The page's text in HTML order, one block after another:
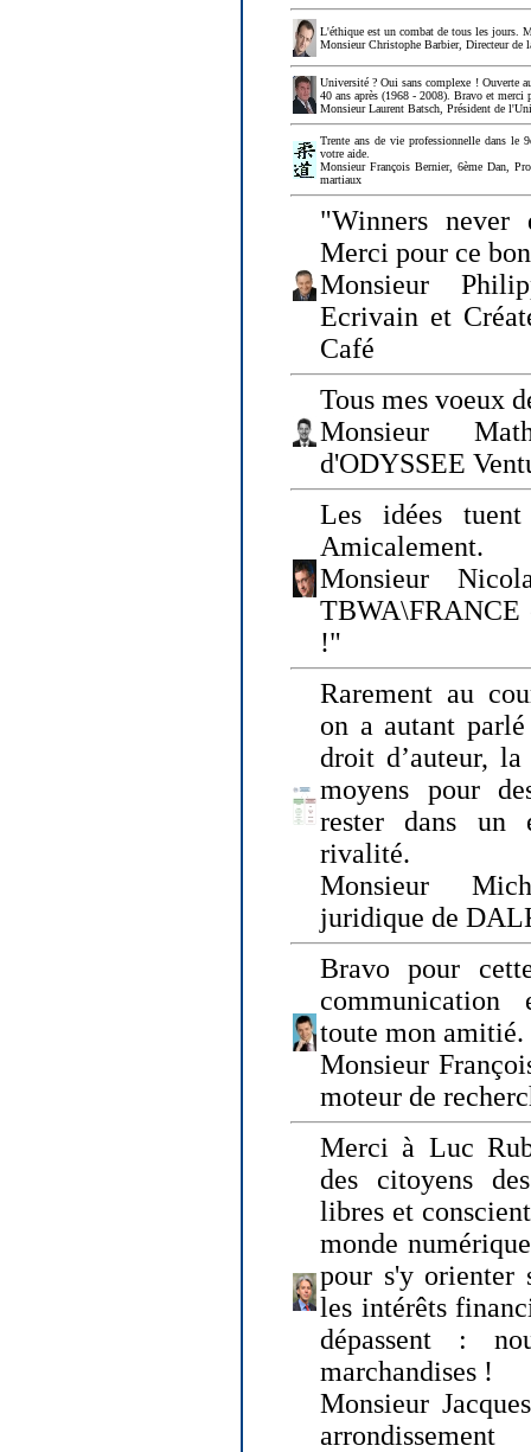
L'éthique est un combat de tous les jours.
Monsieur Christophe Barbier, Directeur de
Université ? Oui sans complexe ! Ouverte
40 ans après (1968 - 2008). Bravo et merci
Monsieur Laurent Batsch, Président de
Trente ans de vie professionnelle dans le
votre aide.
Monsieur François Bernier, 6ème Dan,
martiaux
"Winners
Merci pour ce
Monsieur
Ecrivain et
Café
Tous mes voeux
Monsieur
d'ODYSSEE
Les idées
Amicalement.
Monsieur
TBWA\FRANCE
!"
Rarement au
on a autant
droit d’auteur,
moyens pour
rester dans un
rivalité.
Monsieur
juridique de
Bravo pour
communication
toute mon amitié.
Monsieur
moteur de
Merci à Luc
des citoyens
libres et
monde
pour s'y orienter
les intérêts
dépassent :
marchandises !
Monsieur
arrondissement